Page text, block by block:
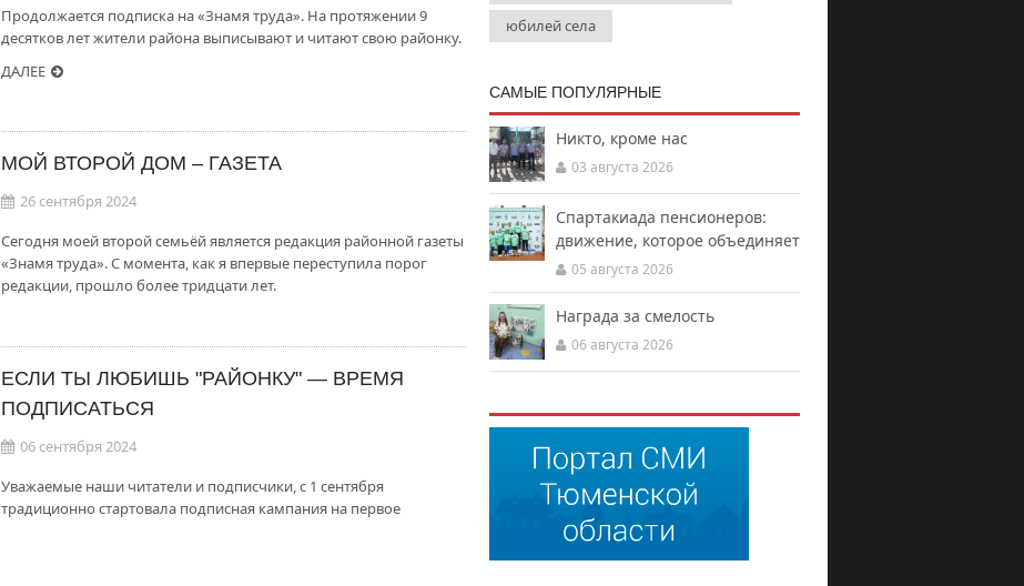
Продолжается подписка на «Знамя труда». На протяжении 9
десятков лет жители района выписывают и читают свою районку.
ДАЛЕЕ
МОЙ ВТОРОЙ ДОМ – ГАЗЕТА
26 сентября 2024
Сегодня моей второй семьёй является редакция районной газеты
«Знамя труда». С момента, как я впервые переступила порог
редакции, прошло более тридцати лет.
ЕСЛИ ТЫ ЛЮБИШЬ "РАЙОНКУ" — ВРЕМЯ
ПОДПИСАТЬСЯ
06 сентября 2024
Уважаемые наши читатели и подписчики, с 1 сентября
традиционно стартовала подписная кампания на первое
юбилей села
САМЫЕ ПОПУЛЯРНЫЕ
Никто, кроме нас
03 августа 2026
Спартакиада пенсионеров:
движение, которое объединяет
05 августа 2026
Награда за смелость
06 августа 2026